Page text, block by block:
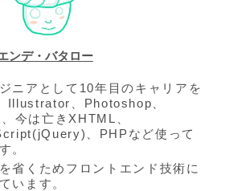
ンデ・バタロー
ニアとして10年目のキャリアを
Illustrator、Photoshop、
今は亡きXHTML、
、PHPなど使って
。
省くためフロントエンド技術に
います。